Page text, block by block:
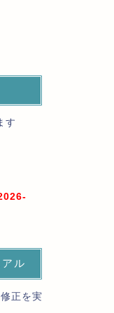
す
ル
正を実